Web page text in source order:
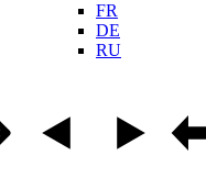
FR
DE
RU